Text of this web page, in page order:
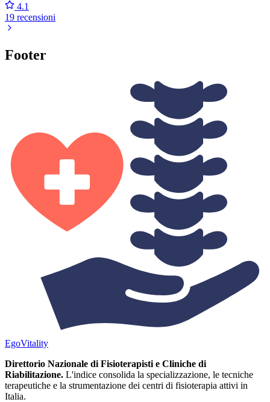
4.1
19 recensioni
Footer
EgoVitality
Direttorio Nazionale di Fisioterapisti e Cliniche di
Riabilitazione. L'indice consolida la specializzazione, le tecniche
terapeutiche e la strumentazione dei centri di fisioterapia attivi in
Italia.